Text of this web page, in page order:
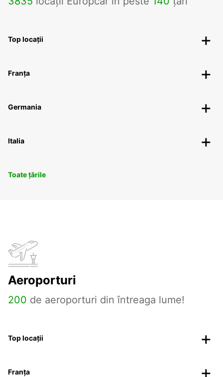
Top locații
Franța
Germania
Italia
Toate țările
Aeroporturi
200 de aeroporturi din întreaga lume!
Top locații
Franța